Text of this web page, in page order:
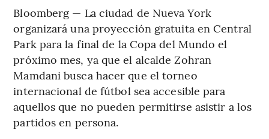
Bloomberg — La ciudad de Nueva York
organizará una proyección gratuita en Central
Park para la final de la Copa del Mundo el
próximo mes, ya que el alcalde Zohran
Mamdani busca hacer que el torneo
internacional de fútbol sea accesible para
aquellos que no pueden permitirse asistir a los
partidos en persona.